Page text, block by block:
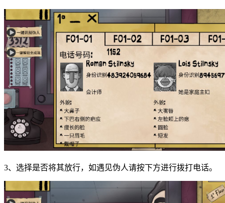
3、选择是否将其放行，如遇见伪人请按下方进行拨打电话。